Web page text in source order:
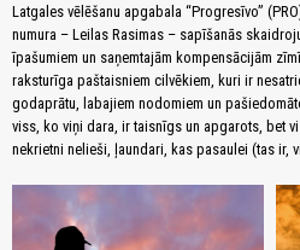
Latgales vēlēšanu apgabala “Progresīvo”
numura – Leilas Rasimas – sapīšanās
īpašumiem un saņemtajām kompensācijām
raksturīga paštaisniem cilvēkiem, kuri ir
godaprātu, labajiem nodomiem un
viss, ko viņi dara, ir taisnīgs un apgarots, bet
nekrietni nelieši, ļaundari, kas pasaulei (tas ir,